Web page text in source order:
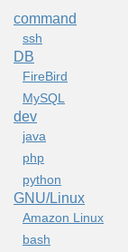
command
ssh
DB
FireBird
MySQL
dev
java
php
python
GNU/Linux
Amazon Linux
bash